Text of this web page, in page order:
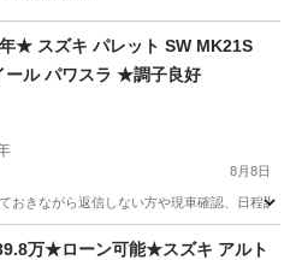
★ スズキ パレット SW MK21S
ール パワスラ ★調子良好
8月8日
きながら返信しない方や現車確認、日程調
パレット 返信
万★ローン可能★スズキ アルト